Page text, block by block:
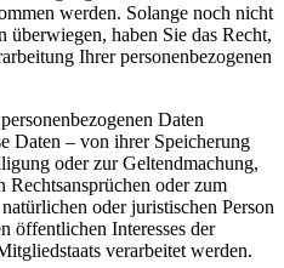
werden. Solange noch nicht
überwiegen, haben Sie das Recht,
Ihrer personenbezogenen
Daten
Daten – von ihrer Speicherung
oder zur Geltendmachung,
oder zum
oder juristischen Person
öffentlichen Interesses der
verarbeitet werden.